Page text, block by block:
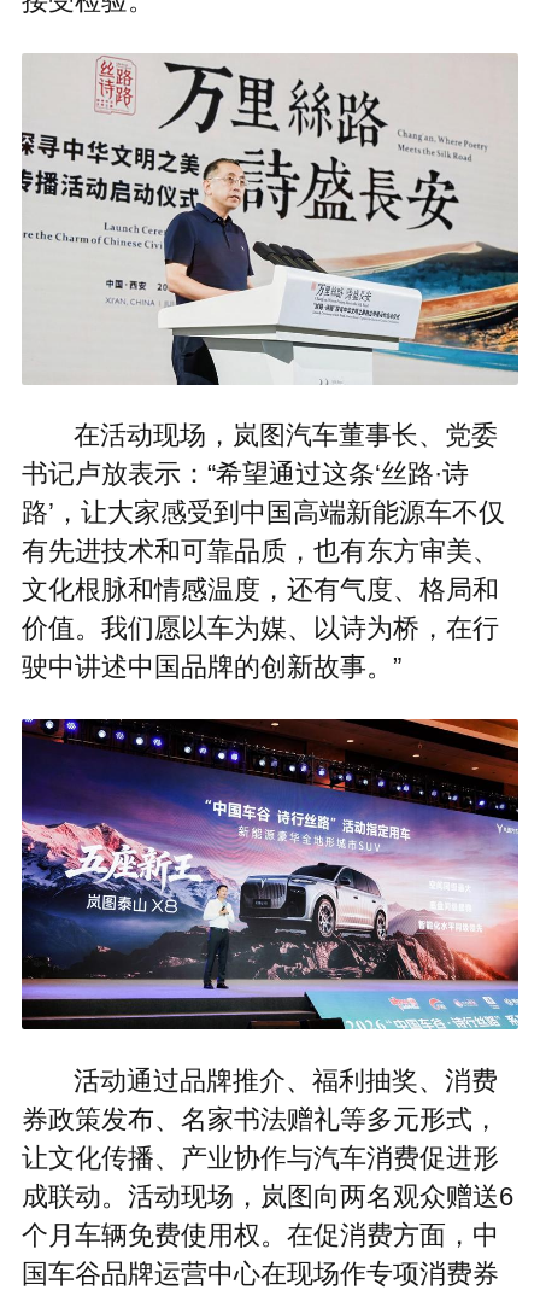
在活动现场，岚图汽车董事长、党委
书记卢放表示：“希望通过这条‘丝路·诗
路’，让大家感受到中国高端新能源车不仅
有先进技术和可靠品质，也有东方审美、
文化根脉和情感温度，还有气度、格局和
价值。我们愿以车为媒、以诗为桥，在行
驶中讲述中国品牌的创新故事。”
活动通过品牌推介、福利抽奖、消费
券政策发布、名家书法赠礼等多元形式，
让文化传播、产业协作与汽车消费促进形
成联动。活动现场，岚图向两名观众赠送6
个月车辆免费使用权。在促消费方面，中
国车谷品牌运营中心在现场作专项消费券